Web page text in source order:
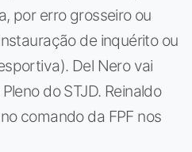
por erro grosseiro ou
de inquérito ou
Del Nero vai
do STJD. Reinaldo
comando da FPF nos